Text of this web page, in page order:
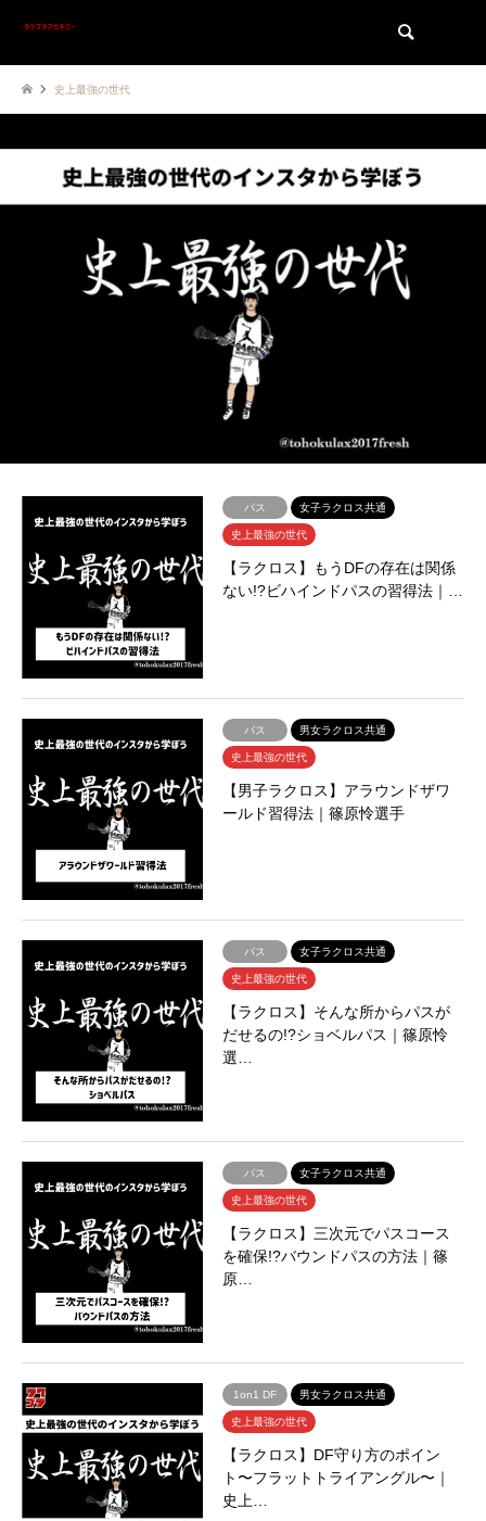
史上最強の世代
パス 女子ラクロス共通
史上最強の世代
【ラクロス】もうDFの存在は関係
ない!?ビハインドパスの習得法｜…
パス 男女ラクロス共通
史上最強の世代
【男子ラクロス】アラウンドザワ
ールド習得法｜篠原怜選手
パス 女子ラクロス共通
史上最強の世代
【ラクロス】そんな所からパスが
だせるの!?ショベルパス｜篠原怜
選…
パス 女子ラクロス共通
史上最強の世代
【ラクロス】三次元でパスコース
を確保!?バウンドパスの方法｜篠
原…
1on1 DF 男女ラクロス共通
史上最強の世代
【ラクロス】DF守り方のポイン
ト〜フラットトライアングル〜｜
史上…